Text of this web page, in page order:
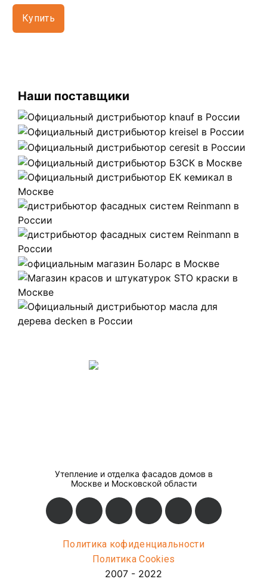
Купить
Наши поставщики
Утепление и отделка фасадов домов в
Москве и Московской области
Политика кофиденциальности
Политика Cookies
2007 - 2022